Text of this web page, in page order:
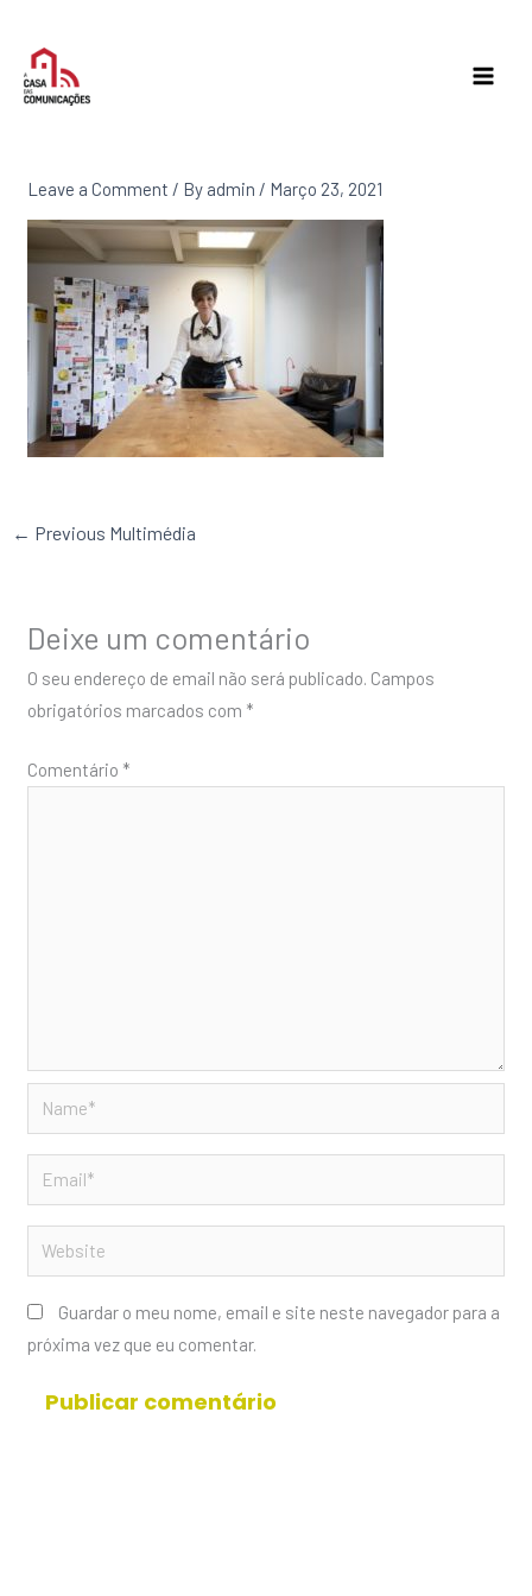
content
Leave a Comment / By admin / Março 23, 2021
← Previous Multimédia
Deixe um comentário
O seu endereço de email não será publicado. Campos
obrigatórios marcados com *
Comentário *
Name*
Email*
Website
Guardar o meu nome, email e site neste navegador para a
próxima vez que eu comentar.